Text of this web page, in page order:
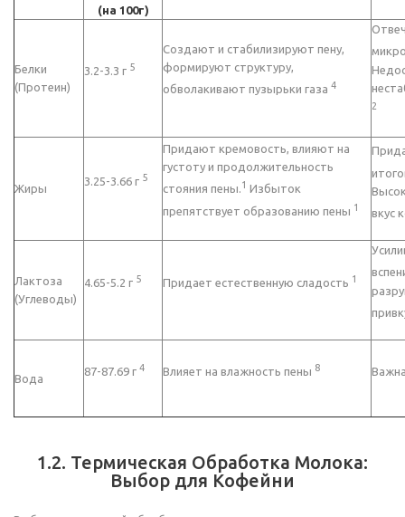
(на 100г)
Белки
(Протеин)
3.2-3.3 г 5
Создают и стабилизируют пену,
формируют структуру,
обволакивают пузырьки газа 4
2
Жиры
3.25-3.66 г 5
Придают кремовость, влияют на
густоту и продолжительность
стояния пены.1 Избыток
препятствует образованию пены 1
вкус
Лактоза
(Углеводы)
4.65-5.2 г 5 Придает естественную сладость 1
Вода
87-87.69 г 4 Влияет на влажность пены 8
1.2. Термическая Обработка Молока:
Выбор для Кофейни